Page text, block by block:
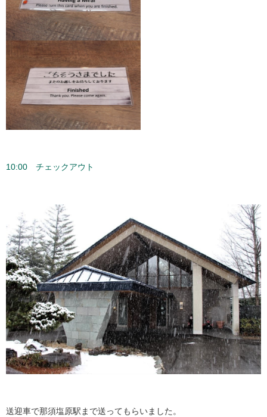
10:00 チェックアウト
送迎車で那須塩原駅まで送ってもらいました。